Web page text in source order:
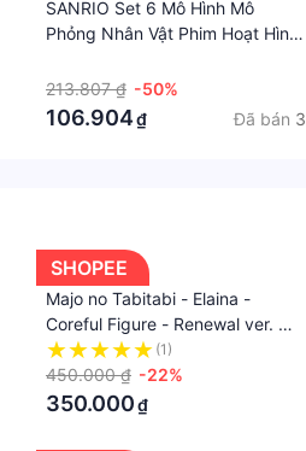
SANRIO Set 6 Mô Hình Mô
Phỏng Nhân Vật Phim Hoạt Hình
Cinnamoroll pom purin q
213.807 ₫ -50%
106.904₫ Đã bán 3
SHOPEE
Majo no Tabitabi - Elaina -
Coreful Figure - Renewal ver. Mô
hình figure chính hãng
(1)
450.000 ₫ -22%
350.000₫